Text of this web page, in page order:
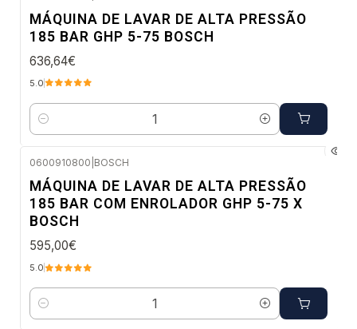
MÁQUINA DE LAVAR DE ALTA PRESSÃO
185 BAR GHP 5-75 BOSCH
636,64€
5.0
Quantidade
0600910800 BOSCH
MÁQUINA DE LAVAR DE ALTA PRESSÃO
185 BAR COM ENROLADOR GHP 5-75 X
BOSCH
595,00€
5.0
Quantidade